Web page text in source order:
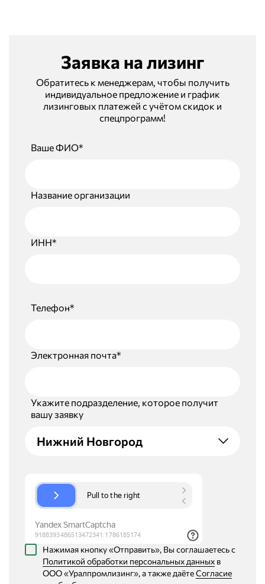
Заявка на лизинг
Обратитесь к менеджерам, чтобы получить
индивидуальное предложение и график
лизинговых платежей с учётом скидок и
спецпрограмм!
Ваше ФИО*
Название организации
ИНН*
Телефон*
Электронная почта*
Укажите подразделение, которое получит
вашу заявку
Нижний Новгород
Нажимая кнопку «Отправить», Вы соглашаетесь с
Политикой обработки персональных данных
ООО «Уралпромлизинг», а также даётеСогласие